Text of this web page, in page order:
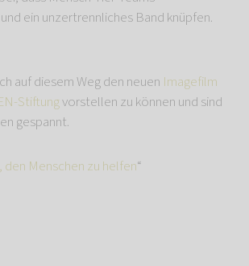
ein unzertrennliches Band knüpfen.
auf diesem Weg den neuen Imagefilm
Stiftungvorstellen zu können und sind
gespannt.
den Menschen zu helfen“